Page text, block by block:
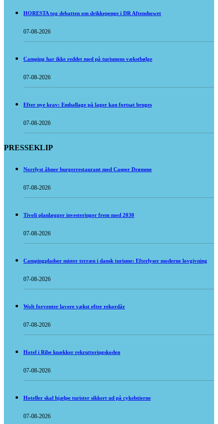
HORESTA tog debatten om drikkepenge i DR Aftenshowet
07-08-2026
Camping har ikke reddet med på turismens vækstbølge
07-08-2026
Efter nye krav: Emballage på lager kan fortsat bruges
07-08-2026
PRESSEKLIP
Norrlyst åbner burgerrestaurant med Casper Drømme
07-08-2026
Tivoli planlægger investeringer frem mod 2030
07-08-2026
Campingpladser mister terræn i dansk turisme: Efterlyser moderne lovgivning
07-08-2026
Wolt forventer lavere vækst efter rekordår
07-08-2026
Hotel i Ribe knækker rekrutteringskoden
07-08-2026
Hoteller skal hjælpe turister sikkert ud på cykelstierne
07-08-2026